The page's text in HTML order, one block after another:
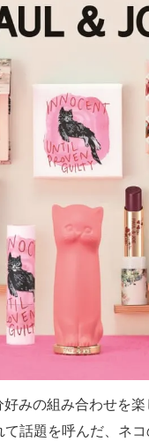
みの組み合わせを
話題を呼んだ、ネ